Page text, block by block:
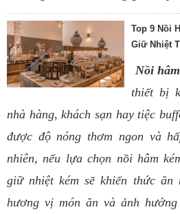
Top 9 Nồi
Giữ Nhiệt
Nồi
thiết bị
nhà hàng, khách sạn hay tiệc
được độ nóng thơm ngon và
nhiên, nếu lựa chọn nồi hâm
giữ nhiệt kém sẽ khiến thức ăn
hương vị món ăn và ảnh